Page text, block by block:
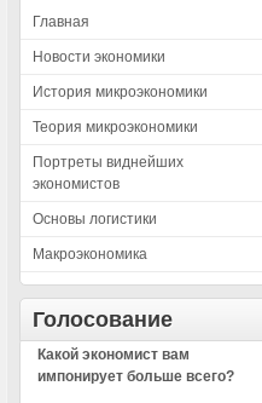
Главная
Новости экономики
История микроэкономики
Теория микроэкономики
Портреты виднейших
экономистов
Основы логистики
Макроэкономика
Голосование
Какой экономист вам
импонирует больше всего?